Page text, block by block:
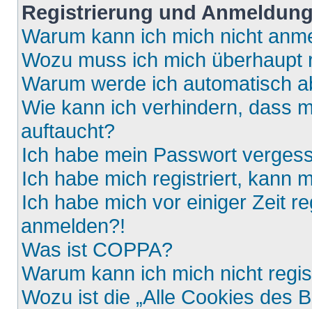
Registrierung und
Warum kann ich mich nicht
Wozu muss ich mich überhaupt
Warum werde ich automatisch
Wie kann ich verhindern, dass
auftaucht?
Ich habe mein Passwort
Ich habe mich registriert, kann
Ich habe mich vor einiger Zeit
anmelden?!
Was ist COPPA?
Warum kann ich mich nicht
Wozu ist die „Alle Cookies des